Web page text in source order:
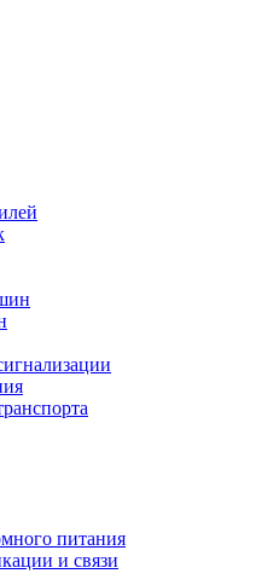
питания
и связи